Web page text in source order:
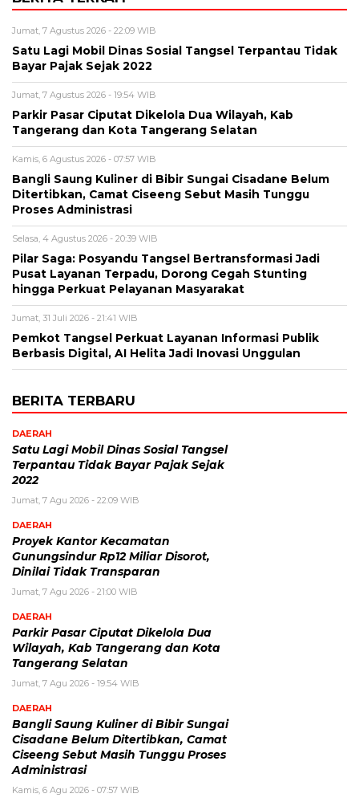
Jumat, 7 Agustus 2026 - 22:09 WIB
Satu Lagi Mobil Dinas Sosial Tangsel Terpantau Tidak
Bayar Pajak Sejak 2022
Jumat, 7 Agustus 2026 - 19:54 WIB
Parkir Pasar Ciputat Dikelola Dua Wilayah, Kab
Tangerang dan Kota Tangerang Selatan
Kamis, 6 Agustus 2026 - 07:57 WIB
Bangli Saung Kuliner di Bibir Sungai Cisadane Belum
Ditertibkan, Camat Ciseeng Sebut Masih Tunggu
Proses Administrasi
Selasa, 4 Agustus 2026 - 20:39 WIB
Pilar Saga: Posyandu Tangsel Bertransformasi Jadi
Pusat Layanan Terpadu, Dorong Cegah Stunting
hingga Perkuat Pelayanan Masyarakat
Jumat, 31 Juli 2026 - 21:41 WIB
Pemkot Tangsel Perkuat Layanan Informasi Publik
Berbasis Digital, AI Helita Jadi Inovasi Unggulan
BERITA TERBARU
DAERAH
Satu Lagi Mobil Dinas Sosial Tangsel
Terpantau Tidak Bayar Pajak Sejak
2022
Jumat, 7 Agu 2026 - 22:09 WIB
DAERAH
Proyek Kantor Kecamatan
Gunungsindur Rp12 Miliar Disorot,
Dinilai Tidak Transparan
Jumat, 7 Agu 2026 - 21:00 WIB
DAERAH
Parkir Pasar Ciputat Dikelola Dua
Wilayah, Kab Tangerang dan Kota
Tangerang Selatan
Jumat, 7 Agu 2026 - 19:54 WIB
DAERAH
Bangli Saung Kuliner di Bibir Sungai
Cisadane Belum Ditertibkan, Camat
Ciseeng Sebut Masih Tunggu Proses
Administrasi
Kamis, 6 Agu 2026 - 07:57 WIB